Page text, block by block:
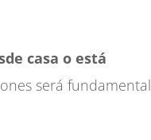
casa o está
será fundamental